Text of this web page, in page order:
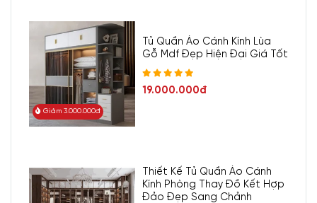
Phong cách hiện đại giúpgiường giấu chântrở thành lựa
chọn lý tưởng cho những ai yêu thích sự tối giản, tiện lợi và
thẩm mỹ trong không gian sống của mình.
Giảm 3.000.000đ
Tủ Quần Áo Cánh Kính Lùa
Gỗ Mdf Đẹp Hiện Đại Giá Tốt
19.000.000đ
Thiết Kế Tủ Quần Áo Cánh
Kính Phòng Thay Đồ Kết Hợp
Đảo Đẹp Sang Chảnh